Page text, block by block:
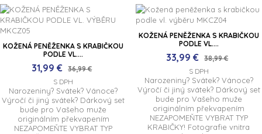
KOŽENÁ PENĚŽENKA S KRABIČKOU
PODLE VL....
31,99 €
36,99 €
S DPH
Narozeniny? Svátek? Vánoce?
Výročí či jiný svátek? Dárkový set
bude pro Vašeho muže
originálním překvapením
NEZAPOMEŇTE VYBRAT TYP
KOŽENÁ PENĚŽENKA S KRABIČKOU
PODLE VL....
33,99 €
38,99 €
S DPH
Narozeniny? Svátek? Vánoce?
Výročí či jiný svátek? Dárkový set
bude pro Vašeho muže
originálním překvapením
NEZAPOMEŇTE VYBRAT TYP
KRABIČKY! Fotografie vnitra